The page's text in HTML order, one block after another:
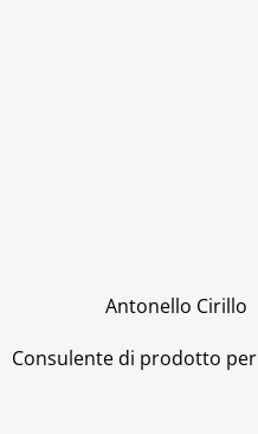
Antonello Cirillo
Consulente di prodotto